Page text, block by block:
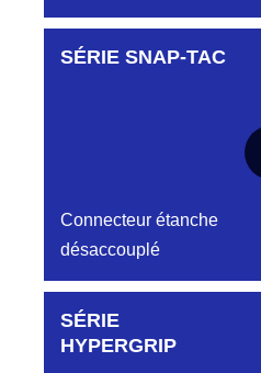
Aucune pièce disponible
SÉRIE SNAP-TAC
Connecteur étanche
désaccouplé
Aucune pièce disponible
SÉRIE
HYPERGRIP